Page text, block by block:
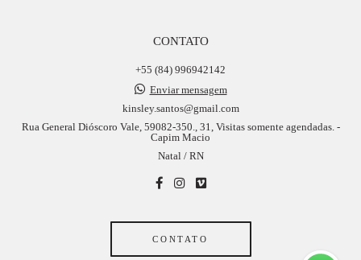
CONTATO
+55 (84) 996942142
Enviar mensagem
kinsley.santos@gmail.com
Rua General Dióscoro Vale, 59082-350., 31, Visitas somente agendadas. -
Capim Macio
Natal / RN
CONTATO